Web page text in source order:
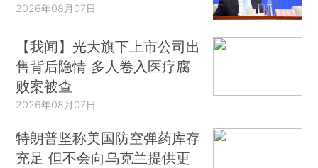
2026年08月07日
【我闻】光大旗下上市公司出
售背后隐情 多人卷入医疗腐
败案被查
2026年08月07日
特朗普坚称美国防空弹药库存
充足 但不会向乌克兰提供更